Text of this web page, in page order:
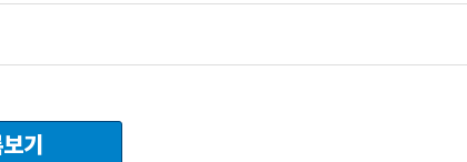
기